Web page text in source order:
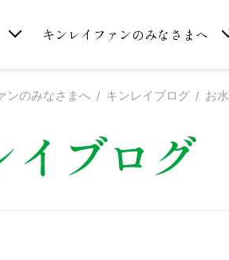
キンレイファンのみなさまへ
ンのみなさまへ キンレイブログ お
イブログ